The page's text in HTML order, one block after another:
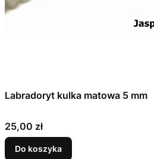
Labradoryt kulka matowa 5 mm
Cena
25,00 zł
Do koszyka